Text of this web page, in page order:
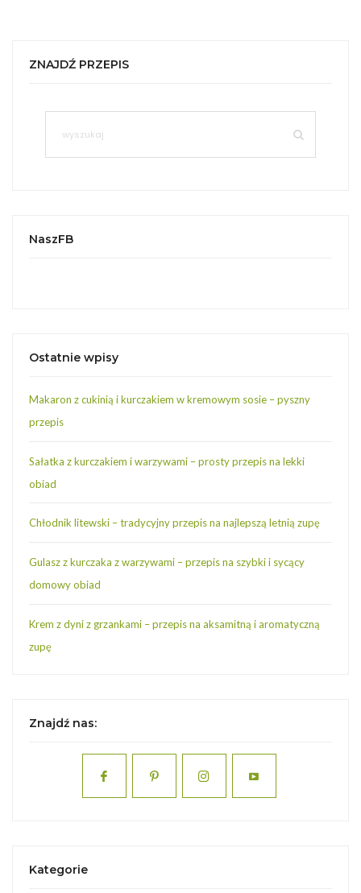
ZNAJDŹ PRZEPIS
NaszFB
Ostatnie wpisy
Makaron z cukinią i kurczakiem w kremowym sosie – pyszny
przepis
Sałatka z kurczakiem i warzywami – prosty przepis na lekki
obiad
Chłodnik litewski – tradycyjny przepis na najlepszą letnią zupę
Gulasz z kurczaka z warzywami – przepis na szybki i sycący
domowy obiad
Krem z dyni z grzankami – przepis na aksamitną i aromatyczną
zupę
Znajdź nas:
Kategorie